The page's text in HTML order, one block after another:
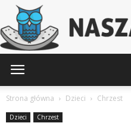
Strona główna Dzieci Chrzest
Dzieci Chrzest